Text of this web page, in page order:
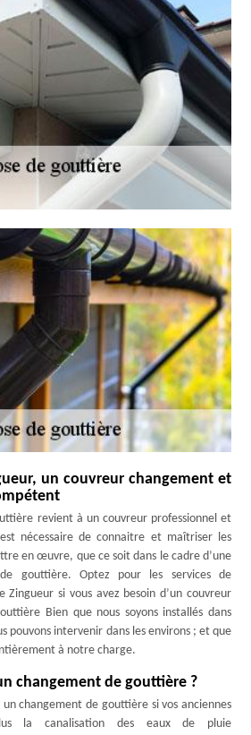
un couvreur changement et
revient à un couvreur professionnel et
nécessaire de connaitre et maîtriser les
en œuvre, que ce soit dans le cadre d’une
gouttière. Optez pour les services de
Zingueur si vous avez besoin d’un couvreur
Bien que nous soyons installés dans
pouvons intervenir dans les environs ; et que
à notre charge.
changement de gouttière ?
changement de gouttière si vos anciennes
la canalisation des eaux de pluie